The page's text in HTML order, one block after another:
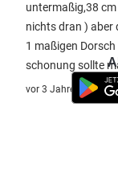
untermaßig,38
nichts dran ) aber
1 maßigen
schonung sollte
vor 3 Jahre